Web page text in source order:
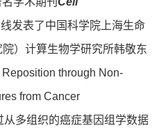
发表了中国科学院上海生命
）计算生物学研究所韩敬东
through Non-
from Cancer
从多组织的癌症基因组学数据